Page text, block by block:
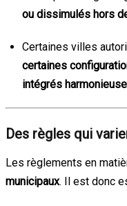
ou dissimulés hors
Certaines villes
certaines
intégrés
Des règles qui
Les règlements en
municipaux. Il est donc